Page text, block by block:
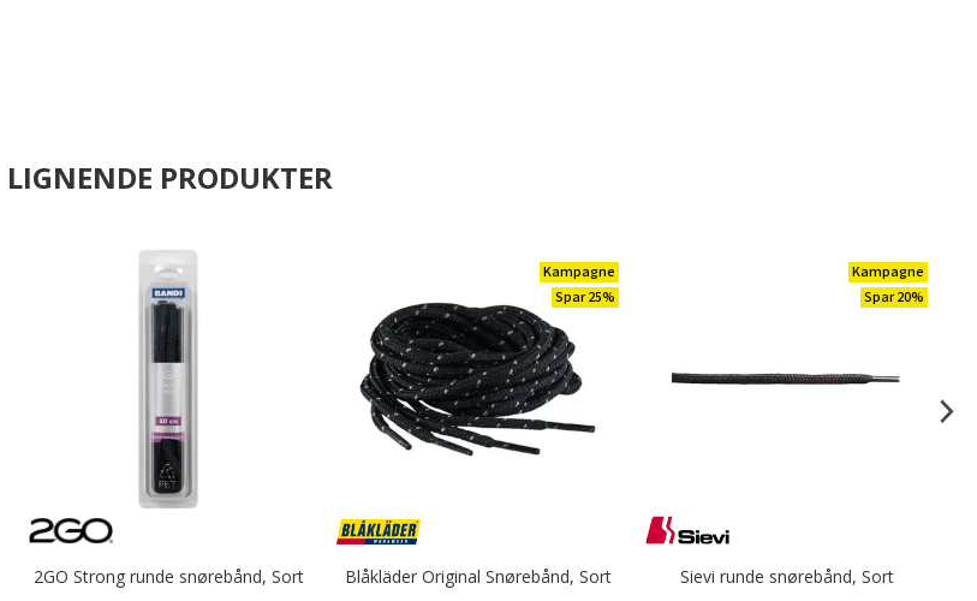
LIGNENDE PRODUKTER
2GO Strong runde snørebånd, Sort
Kampagne
Spar 25%
Blåkläder Original Snørebånd, Sort
Kampagne
Spar 20%
Sievi runde snørebånd, Sort